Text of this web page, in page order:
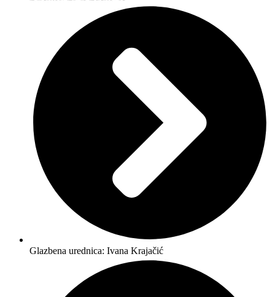
Glazbena urednica: Ivana Krajačić